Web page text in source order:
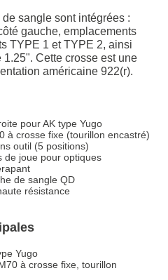
sangle sont intégrées :
gauche, emplacements
TYPE 1 et TYPE 2, ainsi
Cette crosse est une
américaine 922(r).
pour AK type Yugo
à crosse fixe (tourillon encastré)
outil (5 positions)
de joue pour optiques
de sangle QD
résistance
Yugo
à crosse fixe, tourillon